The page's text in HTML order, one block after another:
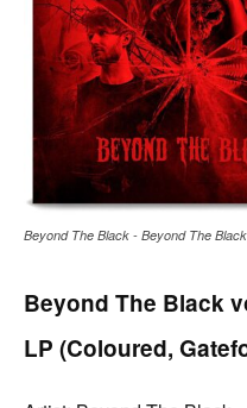
Beyond The Black - Beyond The
Beyond The Black
LP (Coloured,